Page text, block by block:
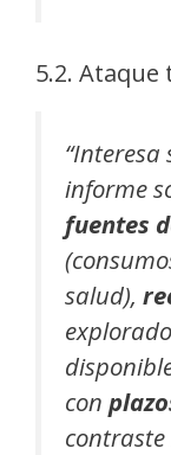
5.2. Ataque
“Interesa
informe
fuentes
salud),
con